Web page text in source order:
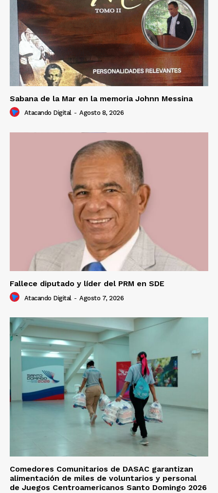
Sabana de la Mar en la memoria Johnn Messina
Atacando Digital - Agosto 8, 2026
Fallece diputado y líder del PRM en SDE
Atacando Digital - Agosto 7, 2026
Comedores Comunitarios de DASAC garantizan
alimentación de miles de voluntarios y personal
de Juegos Centroamericanos Santo Domingo 2026